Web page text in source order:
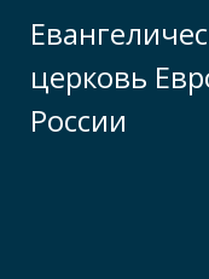
церковь
России